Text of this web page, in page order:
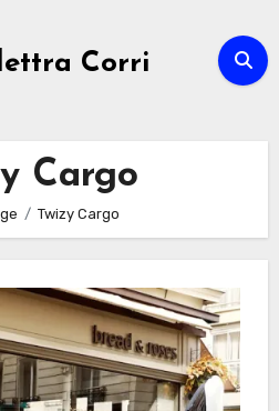
Corri
Cargo
Twizy Cargo